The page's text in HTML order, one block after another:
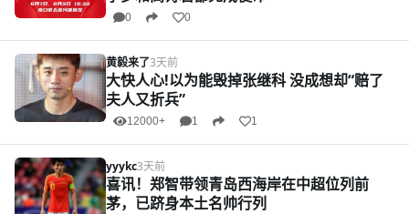
0 0
黄毅来了3天前
大快人心!以为能毁掉张继科 没成想却“赔了
夫人又折兵”
12000+ 1 1
yyykc3天前
喜讯！郑智带领青岛西海岸在中超位列前
茅，已跻身本土名帅行列